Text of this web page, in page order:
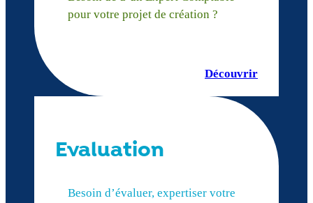
pour votre projet de création ?
Découvrir
Evaluation
Besoin d’évaluer, expertiser votre